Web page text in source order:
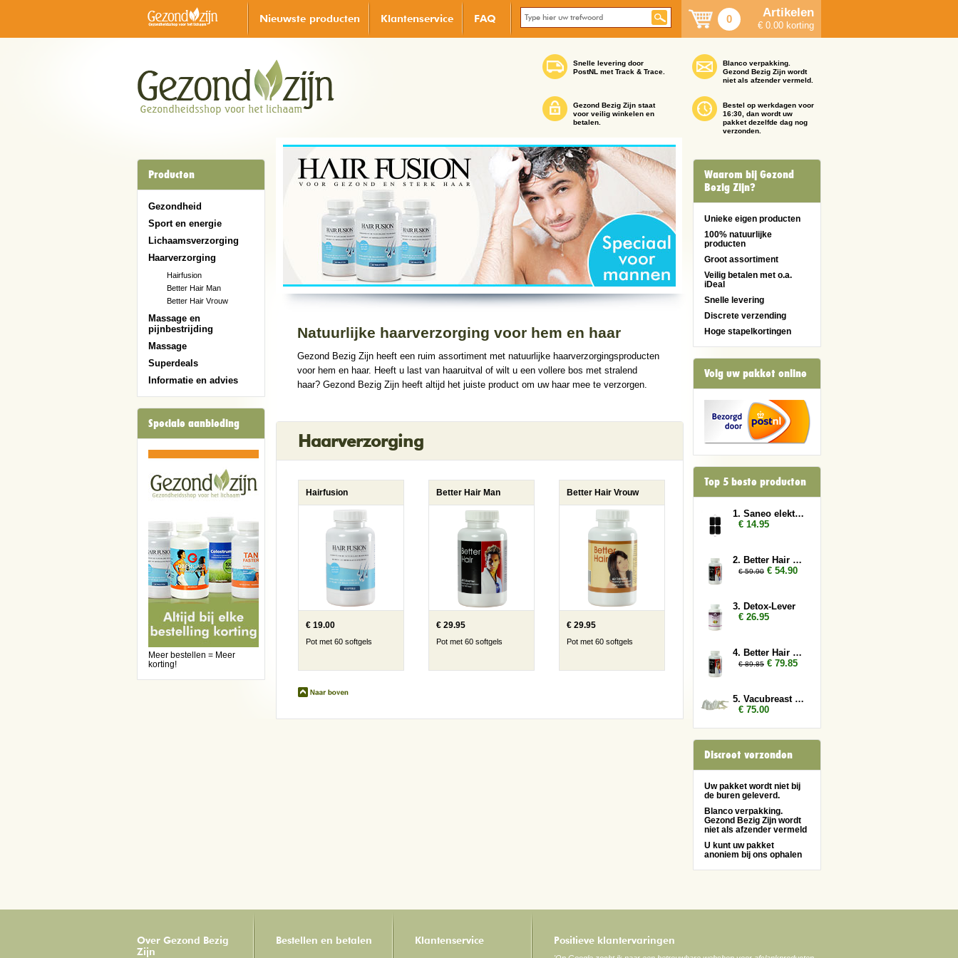
Nieuwste producten Klantenservice FAQ 0 Artikelen
€ 0.00 korting
Snelle levering door
PostNL met Track & Trace.
Gezond Bezig Zijn staat
voor veilig winkelen en
betalen.
Blanco verpakking.
Gezond Bezig Zijn wordt
niet als afzender vermeld.
Bestel op werkdagen voor
16:30, dan wordt uw
pakket dezelfde dag nog
verzonden.
Producten
Gezondheid
Sport en energie
Lichaamsverzorging
Haarverzorging
Hairfusion
Better Hair Man
Better Hair Vrouw
Massage en
pijnbestrijding
Massage
Superdeals
Informatie en advies
Speciale aanbieding
Meer bestellen = Meer
korting!
Natuurlijke haarverzorging voor hem en haar
Gezond Bezig Zijn heeft een ruim assortiment met natuurlijke haarverzorgingsproducten
voor hem en haar. Heeft u last van haaruitval of wilt u een vollere bos met stralend
haar? Gezond Bezig Zijn heeft altijd het juiste product om uw haar mee te verzorgen.
Haarverzorging
Hairfusion
€ 19.00
Pot met 60 softgels
Better Hair Man
€ 29.95
Pot met 60 softgels
Better Hair Vrouw
€ 29.95
Pot met 60 softgels
Waarom bij Gezond
Bezig Zijn?
Unieke eigen producten
100% natuurlijke
producten
Groot assortiment
Veilig betalen met o.a.
iDeal
Snelle levering
Discrete verzending
Hoge stapelkortingen
Volg uw pakket online
Top 5 beste producten
1. Saneo elektroden rechthoek
€ 14.95
2. Better Hair Man 2x
€ 59.90 € 54.90
3. Detox-Lever
€ 26.95
4. Better Hair Man 3x
€ 89.85 € 79.85
5. Vacubreast pompset
€ 75.00
Discreet verzonden
Uw pakket wordt niet bij
de buren geleverd.
Blanco verpakking.
Gezond Bezig Zijn wordt
niet als afzender vermeld
U kunt uw pakket
anoniem bij ons ophalen
Over Gezond Bezig
Zijn
Bestellen en betalen Klantenservice Positieve klantervaringen